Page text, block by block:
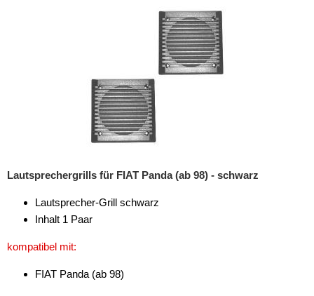
für Cadillac
für Chevrolet
für Chrysler
für Citroen
Lautsprechergrills für FIAT Panda (ab 98) - schwarz
Lautsprecher-Grill schwarz
Inhalt 1 Paar
kompatibel mit:
FIAT Panda (ab 98)